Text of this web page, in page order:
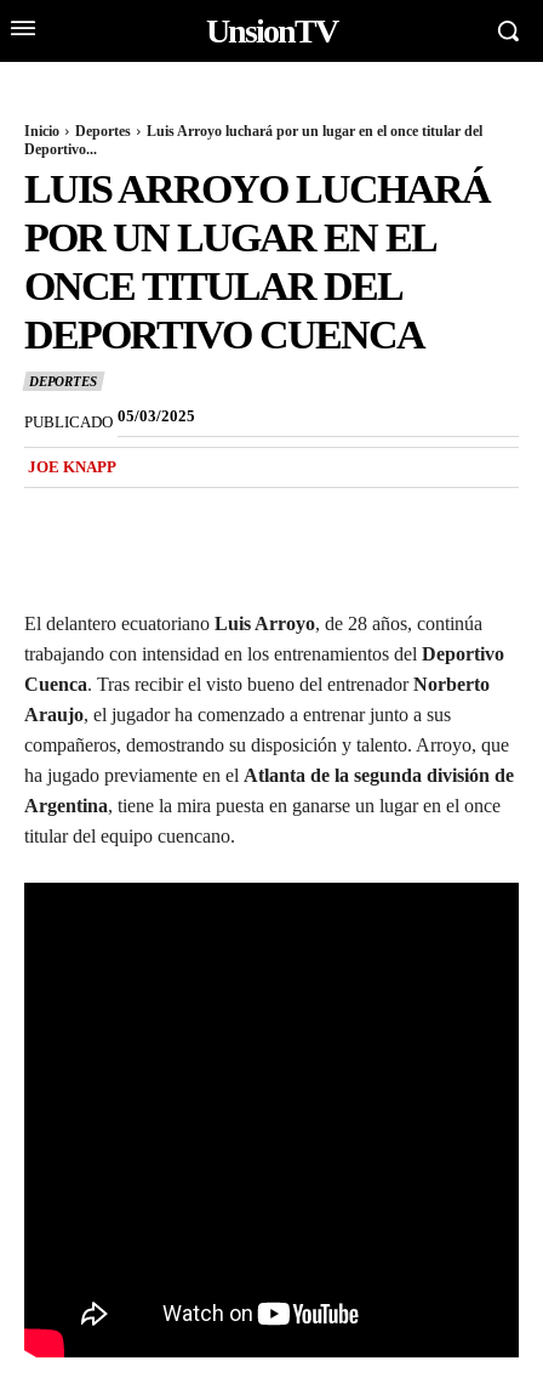
UnsionTV
Inicio Deportes
Luis Arroyo luchará por un lugar en el once titular del
Deportivo...
LUIS ARROYO LUCHARÁ
POR UN LUGAR EN EL
ONCE TITULAR DEL
DEPORTIVO CUENCA
DEPORTES
PUBLICADO 05/03/2025
JOE KNAPP
El delantero ecuatoriano Luis Arroyo, de 28 años, continúa
trabajando con intensidad en los entrenamientos del Deportivo
Cuenca. Tras recibir el visto bueno del entrenadorNorberto
Araujo, el jugador ha comenzado a entrenar junto a sus
compañeros, demostrando su disposición y talento. Arroyo, que
ha jugado previamente en el Atlanta de la segunda división de
Argentina, tiene la mira puesta en ganarse un lugar en el once
titular del equipo cuencano.